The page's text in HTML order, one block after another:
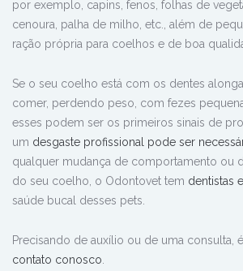
por exemplo, capins, fenos, folhas de
cenoura, palha de milho, etc., além de
ração própria para coelhos e de boa
Se o seu coelho está com os dentes
comer, perdendo peso, com fezes
esses podem ser os primeiros sinais de
um desgaste profissional pode ser
qualquer mudança de comportamento ou
do seu coelho, o Odontovet tem dentistas
saúde bucal desses pets.
Precisando de auxílio ou de uma consulta,
contato conosco